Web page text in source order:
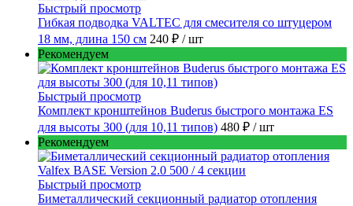
Быстрый просмотр
Гибкая подводка VALTEC для смесителя со штуцером
18 мм, длина 150 см 240 ₽ / шт
Рекомендуем
Быстрый просмотр
Комплект кронштейнов Buderus быстрого монтажа ES
для высоты 300 (для 10,11 типов) 480 ₽ / шт
Рекомендуем
Быстрый просмотр
Биметаллический секционный радиатор отопления